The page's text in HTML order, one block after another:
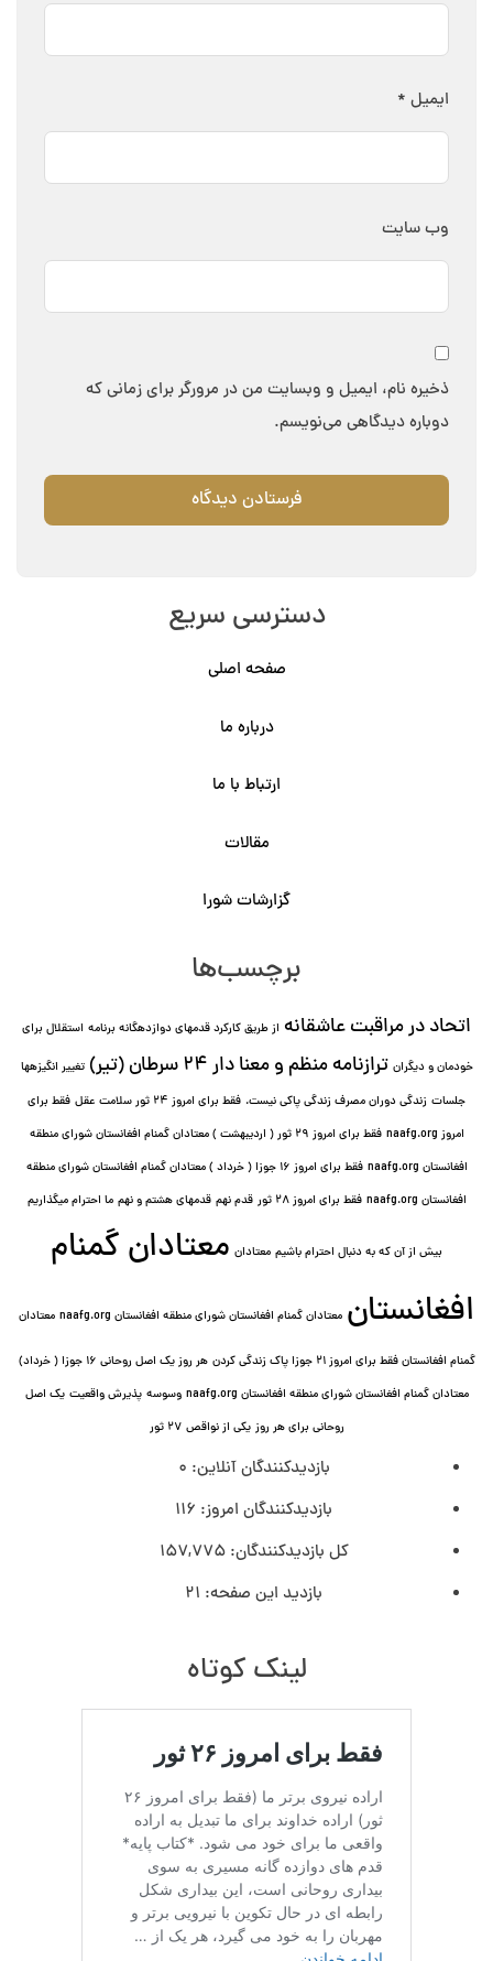
ایمیل *
وب‌ سایت
ذخیره نام، ایمیل و وبسایت من در مرورگر برای زمانی که
دوباره دیدگاهی می‌نویسم.
دسترسی سریع
صفحه اصلی
درباره ما
ارتباط با ما
مقالات
گزارشات شورا
برچسب‌ها
اتحاد در مراقبت عاشقانه از طریق کارکرد قدمهای دوازده⁯گانه برنامه استقلال برای
خودمان و دیگران ترازنامه منظم و معنا دار ٢۴ سرطان (تیر)
تغییر انگیزه⁯ها
جلسات زندگی دوران مصرف زندگی پاکی نیست. فقط برای امروز 24 ثور سلامت عقل
فقط برای
امروز naafg.org
فقط برای امروز ٢٩ ثور ( اردیبهشت ) معتادان گمنام افغانستان شورای منطقه
افغانستان naafg.org
فقط برای امروز ۱۶ جوزا ( خرداد ) معتادان گمنام افغانستان شورای منطقه
افغانستان naafg.org
فقط برای امروز ۲۸ ثور قدم نهم قدمهای هشتم و نهم ما احترام میگذاریم
بیش از آن که به دنبال احترام باشیم معتادان معتادان گمنام
افغانستان معتادان گمنام افغانستان شورای منطقه افغانستان naafg.org معتادان
گمنام افغانستان فقط برای امروز ۲۱ جوزا پاک زندگی کردن
هر روز یک اصل روحانی ۱۶ جوزا ( خرداد)
معتادان گمنام افغانستان شورای منطقه افغانستان naafg.org
وسوسه پذيرش واقعیت یک اصل
روحانی برای هر روز یکی از نواقص ۲۷ ثور
بازدیدکنندگان آنلاین: 0
بازدیدکنندگان امروز: 116
کل بازدیدکنند‌گان:157,775
بازدید این صفحه: 21
لینک کوتاه